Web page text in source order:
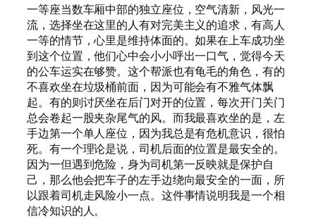
一等座当数车厢中部的独立座位，空气清新，风光一
流，选择坐在这里的人有对完美主义的追求，有高人
一等的情节，心里是维持体面的。如果在上车成功坐
到这个位置，他们心中会小小呼出一口气，觉得今天
的公车运实在够赞。这个帮派也有龟毛的角色，有的
不喜欢坐在垃圾桶前面，因为可能会有不雅气体飘
起。有的则讨厌坐在后门对开的位置，每次开门关门
总会卷起一股夹杂尾气的风。而我最喜欢坐的是，左
手边第一个单人座位，因为我总是有危机意识，很怕
死。有一个理论是说，司机后面的位置是最安全的。
因为一但遇到危险，身为司机第一反映就是保护自
己，那么他会把车子的左手边绕向最安全的一面，所
以跟着司机走风险小一点。这件事情说明我是一个相
信冷知识的人。